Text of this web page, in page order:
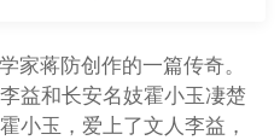
家蒋防创作的一篇传奇。
益和长安名妓霍小玉凄楚
小玉，爱上了文人李益，